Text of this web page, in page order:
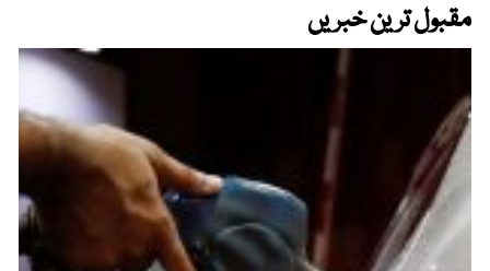
مقبول ترین خبریں